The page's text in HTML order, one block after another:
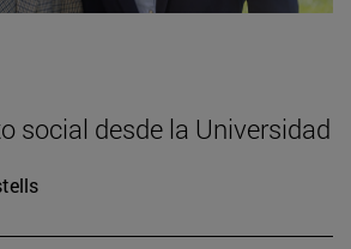
social desde la Universidad